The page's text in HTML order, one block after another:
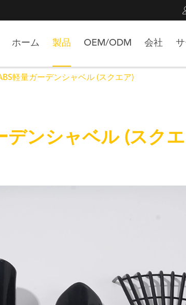
ホーム 製品 OEM/ODM 会社
軽量ガーデンシャベル (スクエア)
デンシャベル (スク